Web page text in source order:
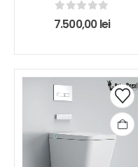
0 out of 5
7.500,00lei